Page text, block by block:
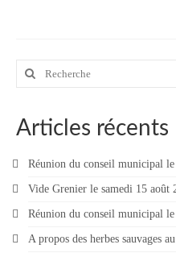
Rechercher
Articles récents
Réunion du conseil municipal
Vide Grenier le samedi 15 août
Réunion du conseil municipal
A propos des herbes sauvages